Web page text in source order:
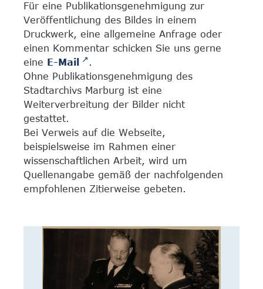
Für eine Publikationsgenehmigung zur
Veröffentlichung des Bildes in einem
Druckwerk, eine allgemeine Anfrage oder
einen Kommentar schicken Sie uns gerne
eine E-Mail
.
Ohne Publikationsgenehmigung des
Stadtarchivs Marburg ist eine
Weiterverbreitung der Bilder nicht
gestattet.
Bei Verweis auf die Webseite,
beispielsweise im Rahmen einer
wissenschaftlichen Arbeit, wird um
Quellenangabe gemäß der nachfolgenden
empfohlenen Zitierweise gebeten.